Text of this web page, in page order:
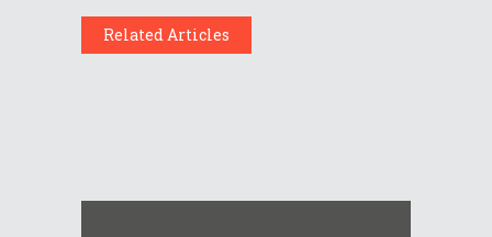
Related Articles